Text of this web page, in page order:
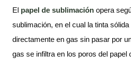
El papel de sublimación opera
sublimación, en el cual la tinta
directamente en gas sin pasar por
gas se infiltra en los poros del papel